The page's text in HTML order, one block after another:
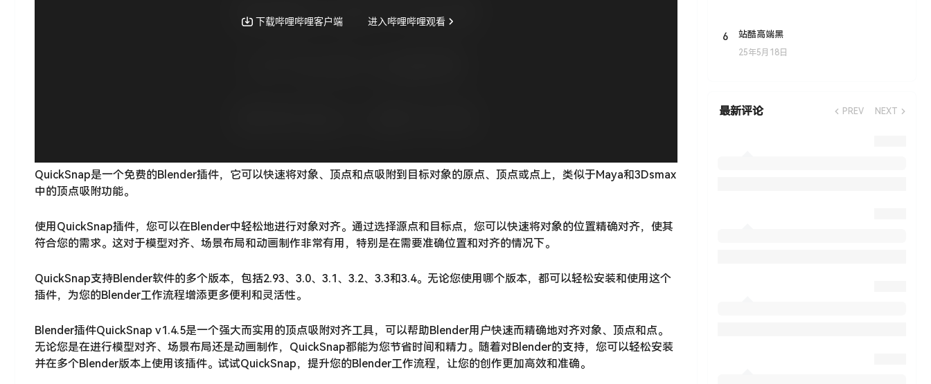
QuickSnap是一个免费的Blender插件，它可以快速将对象、顶点和点吸附到目标对象的原点、顶点或点上，类似于Maya和3Dsmax
中的顶点吸附功能。
使用QuickSnap插件，您可以在Blender中轻松地进行对象对齐。通过选择源点和目标点，您可以快速将对象的位置精确对齐，使其
符合您的需求。这对于模型对齐、场景布局和动画制作非常有用，特别是在需要准确位置和对齐的情况下。
QuickSnap支持Blender软件的多个版本，包括2.93、3.0、3.1、3.2、3.3和3.4。无论您使用哪个版本，都可以轻松安装和使用这个
插件，为您的Blender工作流程增添更多便利和灵活性。
Blender插件QuickSnap v1.4.5是一个强大而实用的顶点吸附对齐工具，可以帮助Blender用户快速而精确地对齐对象、顶点和点。
无论您是在进行模型对齐、场景布局还是动画制作，QuickSnap都能为您节省时间和精力。随着对Blender的支持，您可以轻松安装
并在多个Blender版本上使用该插件。试试QuickSnap，提升您的Blender工作流程，让您的创作更加高效和准确。
6 站酷高端黑
25年5月18日
最新评论 PREV NEXT